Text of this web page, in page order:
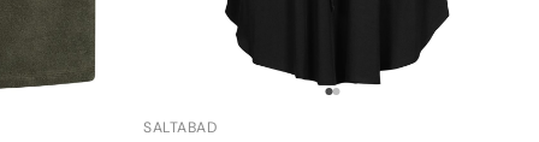
SALTABAD